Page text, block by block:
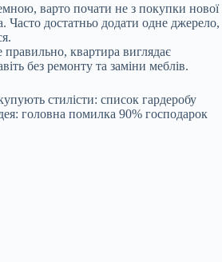
варто почати не з покупки нової
Часто достатньо додати одне джерело,
правильно, квартира виглядає
без ремонту та заміни меблів.
стилісти: список гардеробу
головна помилка 90% господарок